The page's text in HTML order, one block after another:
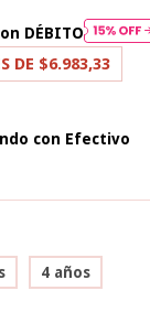
DÉBITO
DE $6.983,33
con Efectivo
4 años